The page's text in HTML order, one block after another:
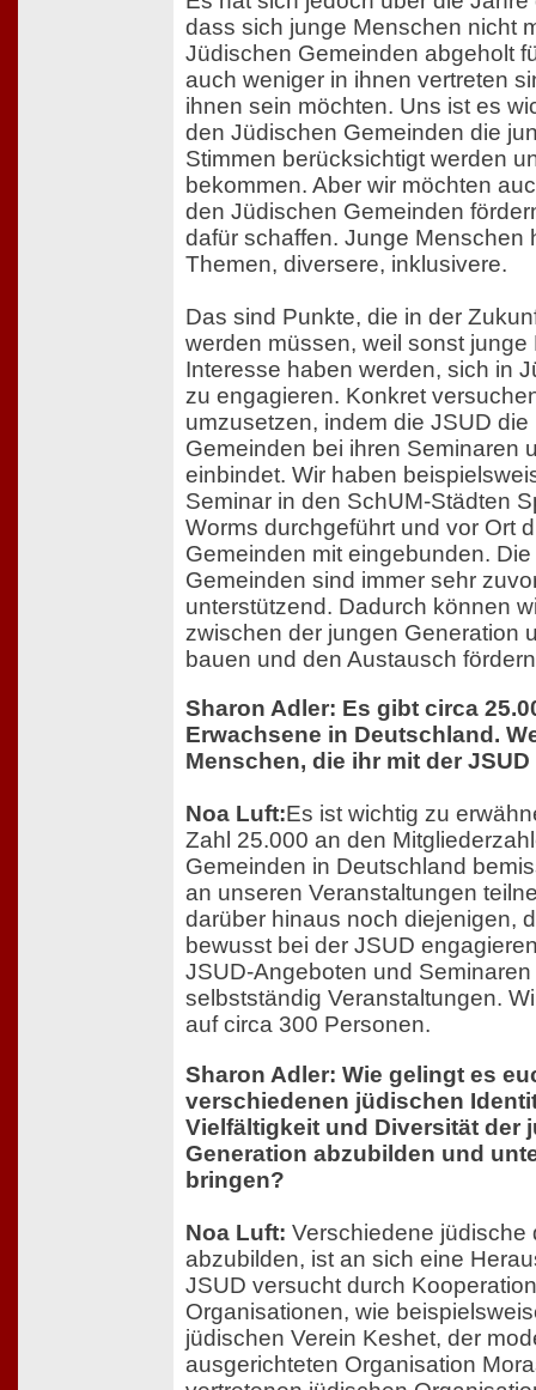
dass sich junge Menschen nicht
Jüdischen Gemeinden abgeholt
auch weniger in ihnen vertreten
ihnen sein möchten. Uns ist es
den Jüdischen Gemeinden die
Stimmen berücksichtigt werden
bekommen. Aber wir möchten
den Jüdischen Gemeinden
dafür schaffen. Junge Menschen
Themen, diversere, inklusivere.
Das sind Punkte, die in der
werden müssen, weil sonst
Interesse haben werden, sich in
zu engagieren. Konkret
umzusetzen, indem die JSUD
Gemeinden bei ihren Seminaren
einbindet. Wir haben
Seminar in den SchUM-Städten
Worms durchgeführt und vor Ort
Gemeinden mit eingebunden.
Gemeinden sind immer sehr
unterstützend. Dadurch können
zwischen der jungen Generation
bauen und den Austausch
Sharon Adler: Es gibt circa
Erwachsene in Deutschland.
Menschen, die ihr mit der
Noa Luft:Es ist wichtig zu
Zahl 25.000 an den
Gemeinden in Deutschland
an unseren Veranstaltungen
darüber hinaus noch diejenigen,
bewusst bei der JSUD
JSUD-Angeboten und
selbstständig Veranstaltungen.
auf circa 300 Personen.
Sharon Adler: Wie gelingt es
verschiedenen jüdischen
Vielfältigkeit und Diversität der
Generation abzubilden und
bringen?
Noa Luft: Verschiedene jüdische
abzubilden, ist an sich eine
JSUD versucht durch
Organisationen, wie
jüdischen Verein Keshet, der
ausgerichteten Organisation